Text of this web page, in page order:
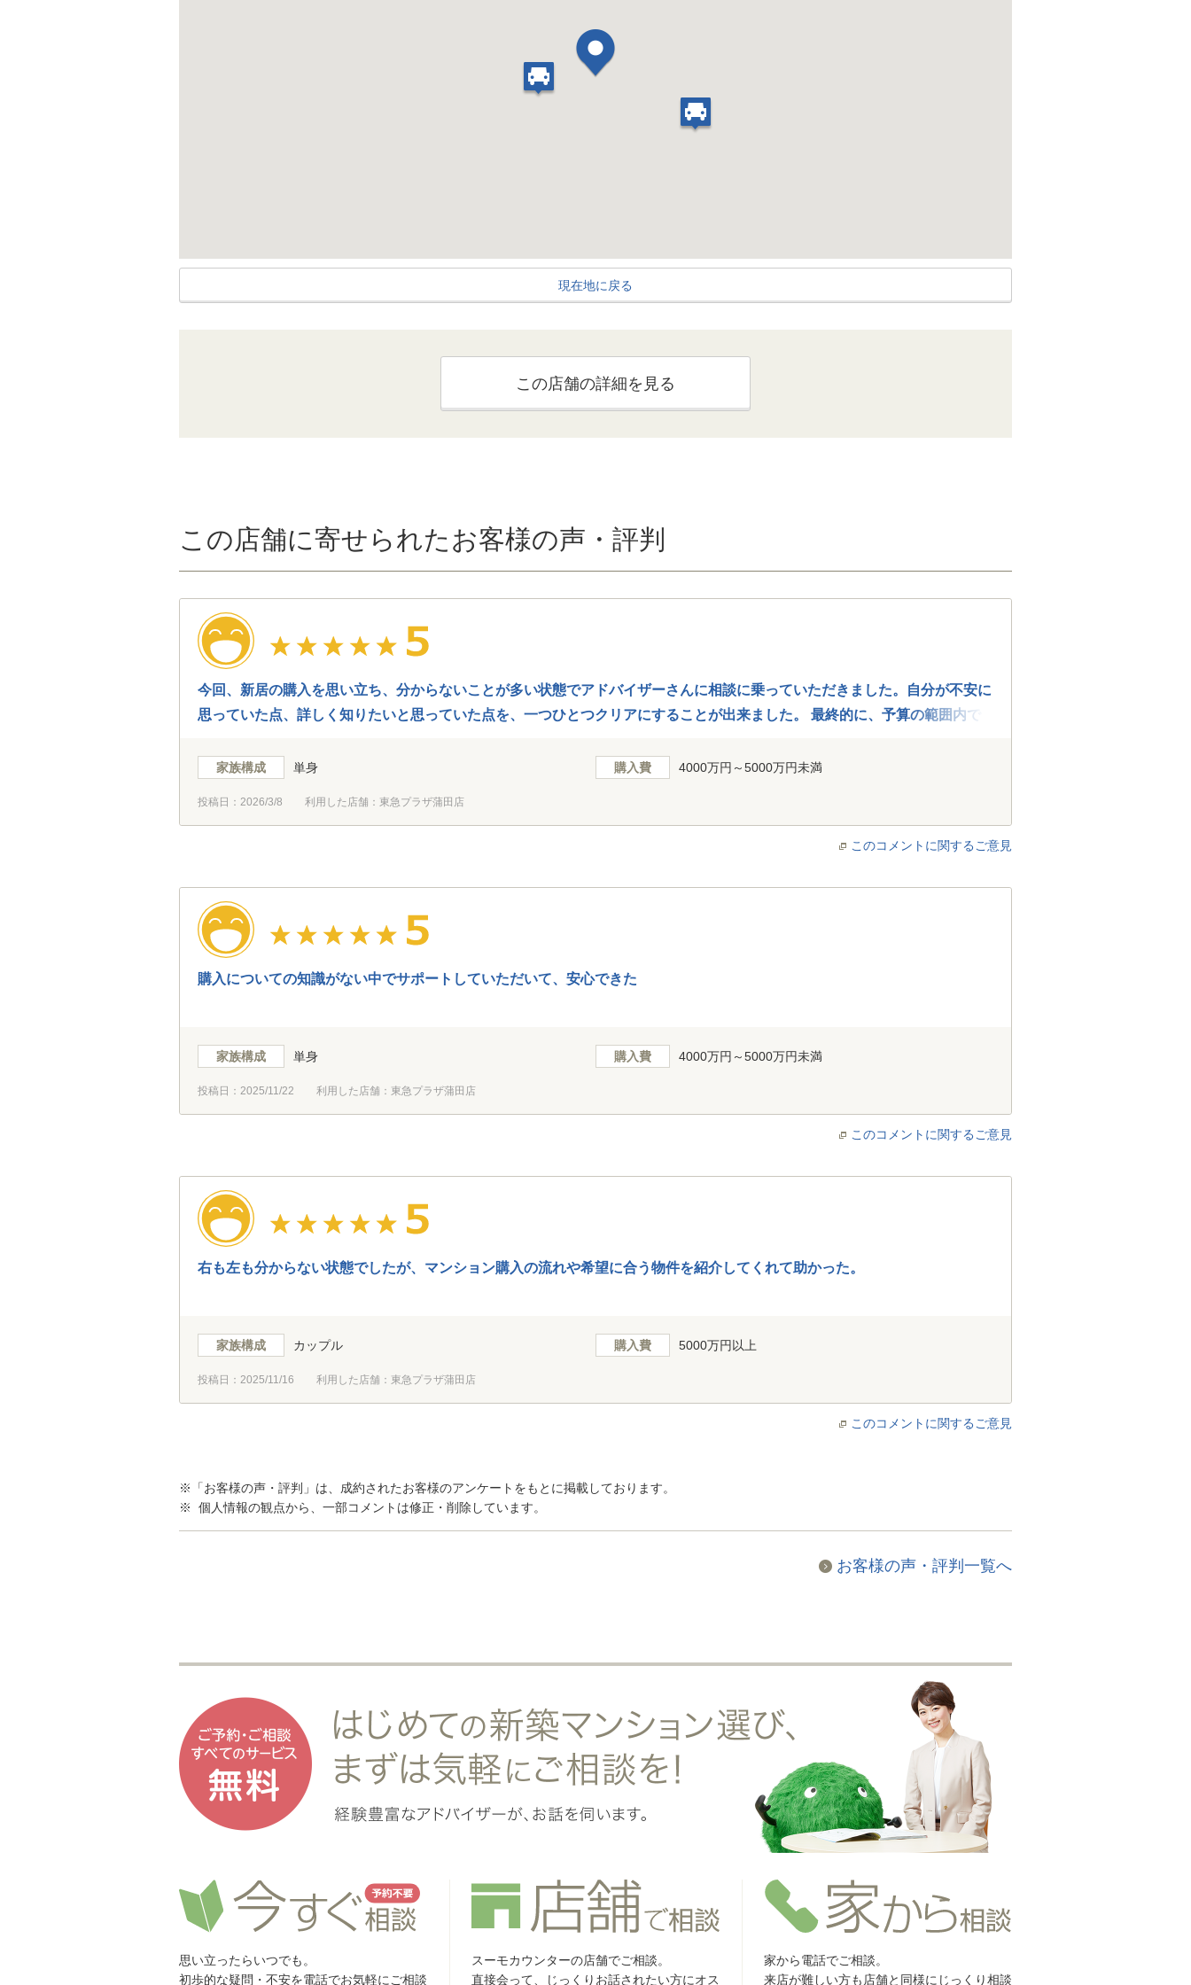
現在地に戻る
この店舗の詳細を見る
この店舗に寄せられたお客様の声・評判
今回、新居の購入を思い立ち、分からないことが多い状態でアドバイザーさんに相談に乗っていただきました。自分が不安に
思っていた点、詳しく知りたいと思っていた点を、一つひとつクリアにすることが出来ました。 最終的に、予算の範囲内で
家族構成 単身 購入費 4000万円～5000万円未満
投稿日： 2026/3/8 利用した店舗：東急プラザ蒲田店
このコメントに関するご意見
購入についての知識がない中でサポートしていただいて、安心できた
家族構成 単身 購入費 4000万円～5000万円未満
投稿日： 2025/11/22 利用した店舗：東急プラザ蒲田店
このコメントに関するご意見
右も左も分からない状態でしたが、マンション購入の流れや希望に合う物件を紹介してくれて助かった。
家族構成 カップル 購入費 5000万円以上
投稿日： 2025/11/16 利用した店舗：東急プラザ蒲田店
このコメントに関するご意見
※「お客様の声・評判」は、成約されたお客様のアンケートをもとに掲載しております。
※ 個人情報の観点から、一部コメントは修正・削除しています。
お客様の声・評判一覧へ
思い立ったらいつでも。
初歩的な疑問・不安を電話でお気軽にご相談
スーモカウンターの店舗でご相談。
直接会って、じっくりお話されたい方にオス
家から電話でご相談。
来店が難しい方も店舗と同様にじっくり相談